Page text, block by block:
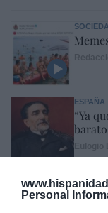
Personal
ESPAÑA
“Ya
La